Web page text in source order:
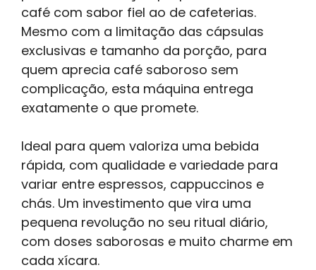
café com sabor fiel ao de cafeterias.
Mesmo com a limitação das cápsulas
exclusivas e tamanho da porção, para
quem aprecia café saboroso sem
complicação, esta máquina entrega
exatamente o que promete.
Ideal para quem valoriza uma bebida
rápida, com qualidade e variedade para
variar entre espressos, cappuccinos e
chás. Um investimento que vira uma
pequena revolução no seu ritual diário,
com doses saborosas e muito charme em
cada xícara.